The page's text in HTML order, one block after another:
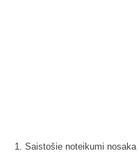
1. Saistošie noteikumi